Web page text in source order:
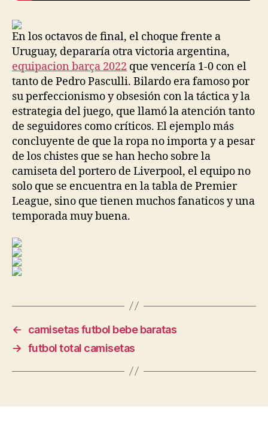
En los octavos de final, el choque frente a
Uruguay, depararía otra victoria argentina,
equipacion barça 2022 que vencería 1-0 con el
tanto de Pedro Pasculli. Bilardo era famoso por
su perfeccionismo y obsesión con la táctica y la
estrategia del juego, que llamó la atención tanto
de seguidores como críticos. El ejemplo más
concluyente de que la ropa no importa y a pesar
de los chistes que se han hecho sobre la
camiseta del portero de Liverpool, el equipo no
solo que se encuentra en la tabla de Premier
League, sino que tienen muchos fanaticos y una
temporada muy buena.
←
camisetas futbol bebe baratas
→ futbol total camisetas